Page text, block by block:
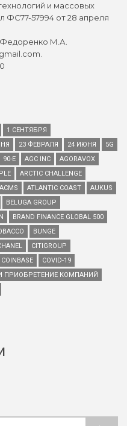
и массовых
ФС77-57994 от 28 апреля
Федоренко М.А.
1 СЕНТЯБРЯ
23 ФЕВРАЛЯ 24 ИЮНЯ
5G
90-Е AGC INC
AGORAVOX
ARCTIC CHALLENGE
ATLANTIC COAST
AUKUS
BELUGA GROUP
BRAND FINANCE GLOBAL 500
BUNGE
CITIGROUP
COINBASE
COVID-19
ПРИОБРЕТЕНИЕ КОМПАНИЙ